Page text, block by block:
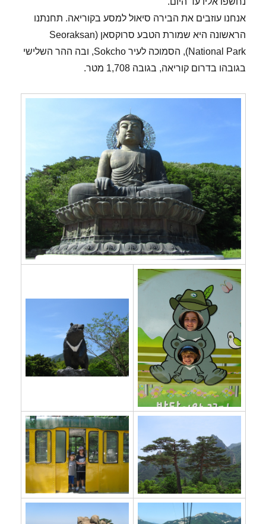
אנחנו עוזבים את הבירה סיאול למסע בקוריאה. תחנתנו
הראשונה היא שמורת הטבע סרוקסאן (Seoraksan
National Park), הסמוכה לעיר Sokcho, ובה ההר השלישי
בגובהו בדרום קוריאה, בגובה 1,708 מטר.